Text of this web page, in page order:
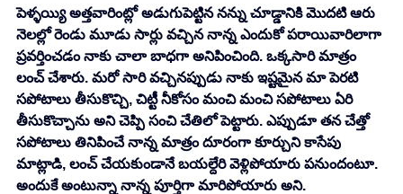
పెళ్ళయ్యి అత్తవారింట్లో అడుగుపెట్టిన నన్ను చూడ్డానికి మొదటి ఆరు
నెలల్లో రెండు మూడు సార్లు వచ్చిన నాన్న ఎందుకో పరాయివారిలాగా
ప్రవర్తించడం నాకు చాలా బాధగా అనిపించింది. ఒక్కసారి మాత్రం
లంచ్ చేశారు. మరో సారి వచ్చినప్పుడు నాకు ఇష్టమైన మా పెరటి
సపోటాలు తీసుకొచ్చి, చిట్టీ నీకోసం మంచి మంచి సపోటాలు ఏరి
తీసుకొచ్చాను అని చెప్పి సంచి చేతిలో పెట్టారు. ఎప్పుడూ తన చేత్తో
సపోటాలు తినిపించే నాన్న మాత్రం దూరంగా కూర్చుని కాసేపు
మాట్లాడి, లంచ్ చేయకుండానే బయల్దేరి వెళ్లిపోయారు పనుందంటూ.
అందుకే అంటున్నా నాన్న పూర్తిగా మారిపోయారు అని.